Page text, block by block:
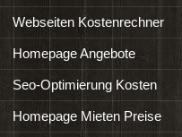
Webseiten Kostenrechner
Homepage Angebote
Seo-Optimierung Kosten
Homepage Mieten Preise